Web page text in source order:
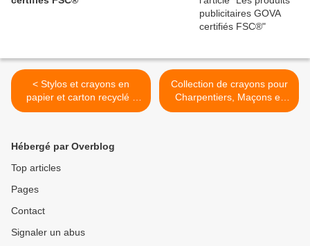
< Stylos et crayons en
papier et carton recyclé -
Collection
Collection de crayons pour
Charpentiers, Maçons et
professionnels >
Hébergé par Overblog
Top articles
Pages
Contact
Signaler un abus